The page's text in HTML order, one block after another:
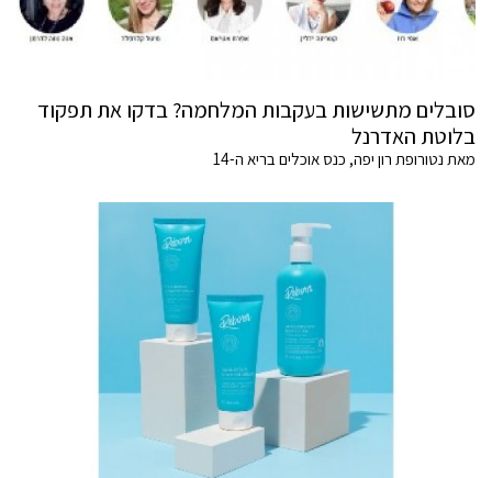
סובלים מתשישות בעקבות המלחמה? בדקו את תפקוד
בלוטת האדרנל
מאת נטורופת רון יפה, כנס אוכלים בריא ה-14